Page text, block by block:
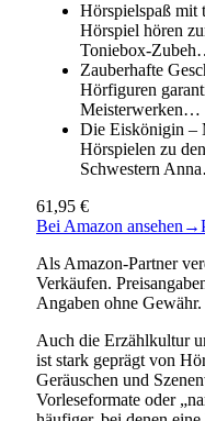
Hörspielspaß mit
Hörspiel hören
Toniebox-
Zauberhafte
Hörfiguren
Meisterwerken…
Die Eiskönigin –
Hörspielen zu
Schwestern
61,95 €
Bei Amazon ansehen →
Als Amazon-Partner
Verkäufen.
Angaben ohne Gewähr.
Auch die Erzählkultur
ist stark geprägt von
Geräuschen und
Vorleseformate oder